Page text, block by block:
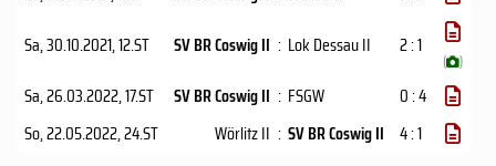
Sa, 30.10.2021, 12.ST SV BR Coswig II : Lok Dessau II 2 : 1
( )
Sa, 26.03.2022, 17.ST SV BR Coswig II : FSGW
0 : 4
So, 22.05.2022, 24.ST Wörlitz II : SV BR Coswig II 4 : 1